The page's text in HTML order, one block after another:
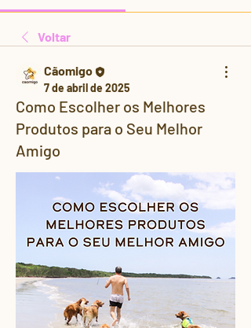
Voltar
Cãomigo
7 de abril de 2025
Como Escolher os Melhores
Produtos para o Seu Melhor
Amigo